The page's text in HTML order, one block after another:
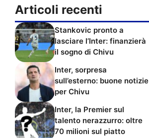
Articoli recenti
Stankovic pronto a
lasciare l’Inter: finanzierà
il sogno di Chivu
Inter, sorpresa
sull’esterno: buone notizie
per Chivu
Inter, la Premier sul
talento nerazzurro: oltre
70 milioni sul piatto